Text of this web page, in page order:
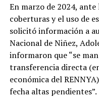
En marzo de 2024,
coberturas y el uso de
solicitó información a
Nacional de Niñez,
informaron que “se
transferencia directa
económica del
fecha altas pendientes”.